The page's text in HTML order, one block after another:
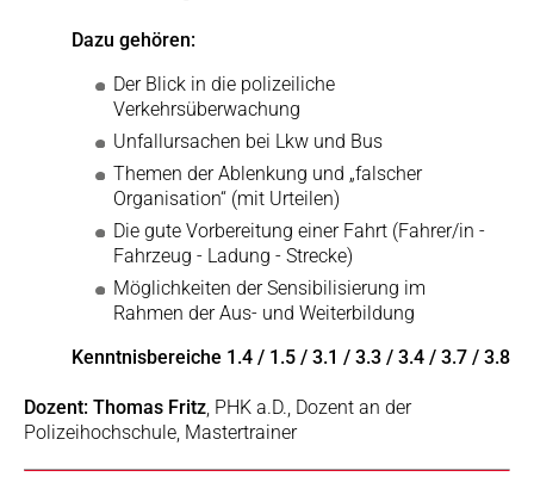
Dazu gehören:
Der Blick in die polizeiliche
Verkehrsüberwachung
Unfallursachen bei Lkw und Bus
Themen der Ablenkung und „falscher
Organisation“ (mit Urteilen)
Die gute Vorbereitung einer Fahrt (Fahrer/in -
Fahrzeug - Ladung - Strecke)
Möglichkeiten der Sensibilisierung im
Rahmen der Aus- und Weiterbildung
Kenntnisbereiche 1.4 / 1.5 / 3.1 / 3.3 / 3.4 / 3.7 / 3.8
Dozent: Thomas Fritz, PHK a.D., Dozent an der
Polizeihochschule, Mastertrainer